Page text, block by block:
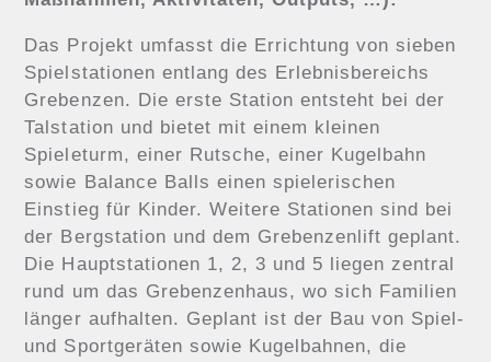
Das Projekt umfasst die Errichtung von sieben
Spielstationen entlang des Erlebnisbereichs
Grebenzen. Die erste Station entsteht bei der
Talstation und bietet mit einem kleinen
Spieleturm, einer Rutsche, einer Kugelbahn
sowie Balance Balls einen spielerischen
Einstieg für Kinder. Weitere Stationen sind bei
der Bergstation und dem Grebenzenlift geplant.
Die Hauptstationen 1, 2, 3 und 5 liegen zentral
rund um das Grebenzenhaus, wo sich Familien
länger aufhalten. Geplant ist der Bau von Spiel-
und Sportgeräten sowie Kugelbahnen, die